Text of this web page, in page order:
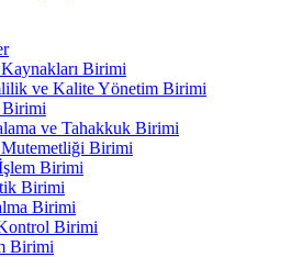
Birimi
ve Kalite Yönetim Birimi
ve Tahakkuk Birimi
Birimi
Birimi
Birimi
Birimi
Birimi
Birimi